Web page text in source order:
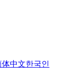
体中文한국인